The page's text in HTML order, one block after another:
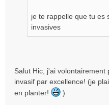
je te rappelle que tu es
invasives
Salut Hic, j'ai
invasif par excellence! (je
en planter!
)